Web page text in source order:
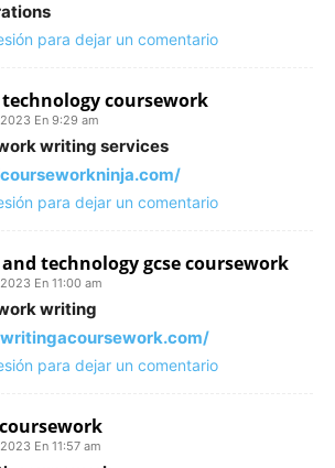
para dejar un comentario
coursework
En 9:29 am
writing services
para dejar un comentario
technology gcse coursework
En 11:00 am
writing
para dejar un comentario
En 11:57 am